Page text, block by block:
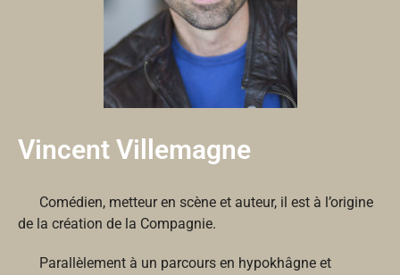
Vincent Villemagne
Comédien, metteur en scène et auteur, il est à l’origine
de la création de la Compagnie.
Parallèlement à un parcours en hypokhâgne et